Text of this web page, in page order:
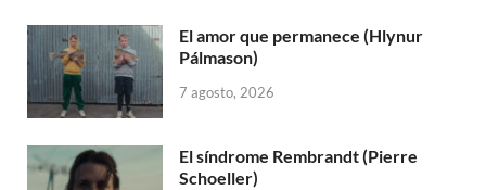
El amor que permanece (Hlynur
Pálmason)
7 agosto, 2026
El síndrome Rembrandt (Pierre
Schoeller)